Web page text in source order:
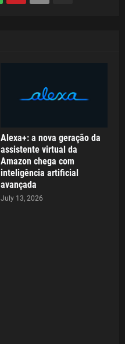
Alexa+: a nova geração da
assistente virtual da
Amazon chega com
inteligência artificial
avançada
July 13, 2026